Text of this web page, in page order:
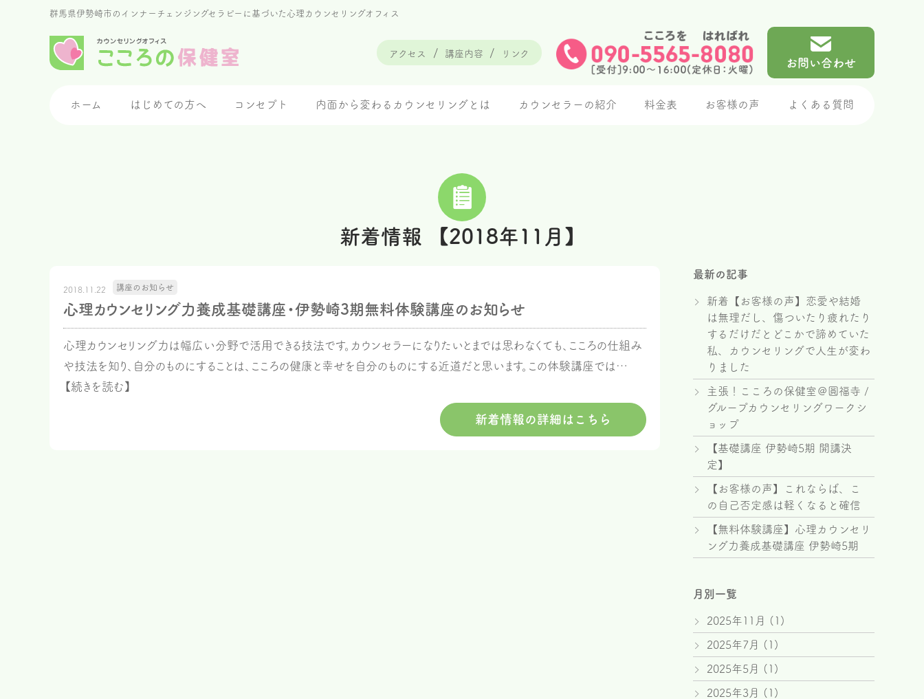
群馬県伊勢崎市のインナーチェンジングセラピーに基づいた心理カウンセリングオフィス
アクセス 講座内容 リンク
お問い合わせ
ホーム はじめての方へ コンセプト 内面から変わるカウンセリングとは カウンセラーの紹介 料金表 お客様の声 よくある質問
新着情報 【2018年11月】
2018.11.22 講座のお知らせ
心理カウンセリング力養成基礎講座・伊勢崎3期無料体験講座のお知らせ
心理カウンセリング力は幅広い分野で活用できる技法です。カウンセラーになりたいとまでは思わなくても、こころの仕組み
や技法を知り、自分のものにすることは、こころの健康と幸せを自分のものにする近道だと思います。この体験講座では…
【続きを読む】
新着情報の詳細はこちら
最新の記事
新着【お客様の声】恋愛や結婚
は無理だし、傷ついたり疲れたり
するだけだとどこかで諦めていた
私、カウンセリングで人生が変わ
りました
主張！こころの保健室＠圓福寺 /
グループカウンセリングワークシ
ョップ
【基礎講座 伊勢崎5期 開講決
定】
【お客様の声】これならば、こ
の自己否定感は軽くなると確信
【無料体験講座】心理カウンセリ
ング力養成基礎講座 伊勢崎5期
月別一覧
2025年11月 (1)
2025年7月 (1)
2025年5月 (1)
2025年3月 (1)